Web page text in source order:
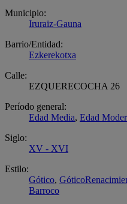
Municipio:
Iruraiz-Gauna
Barrio/Entidad:
Ezkerekotxa
Calle:
EZQUERECOCHA 26
Período general:
Edad Media, Edad
Siglo:
XV - XVI
Estilo:
Gótico,
Barroco